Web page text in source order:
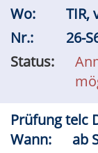
Wo:
TIR,
Nr.:
26-
Status:
Prüfung telc
Wann:
ab